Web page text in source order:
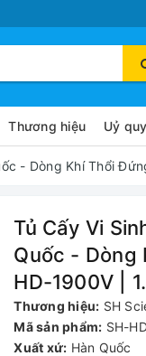
Thương hiệu Uỷ
- Dòng Khí Thổi
Tủ Cấy Vi
Quốc - Dòng
HD-1900V |
Thương hiệu: SH
Mã sản phẩm: SH-
Xuất xứ: Hàn Quốc